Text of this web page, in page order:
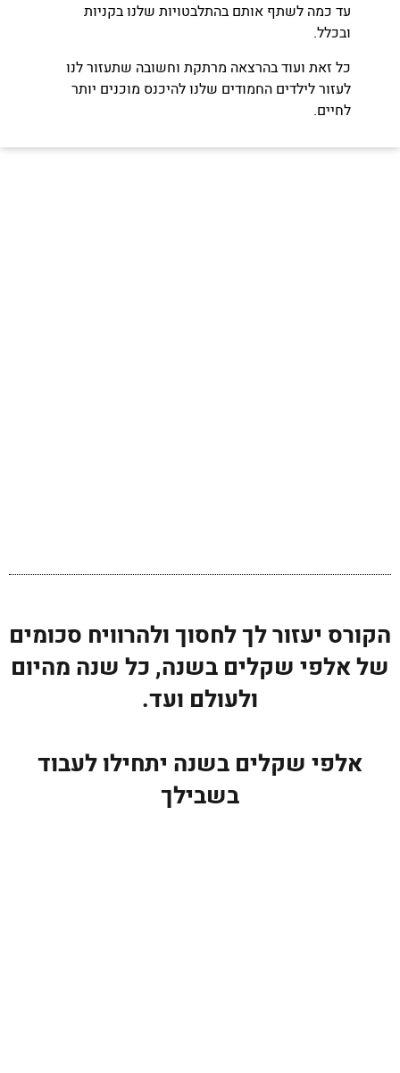
עד כמה לשתף אותם בהתלבטויות שלנו בקניות
ובכלל.
כל זאת ועוד בהרצאה מרתקת וחשובה שתעזור לנו
לעזור לילדים החמודים שלנו להיכנס מוכנים יותר
לחיים.
הקורס יעזור לך לחסוך ולהרוויח סכומים
של אלפי שקלים בשנה, כל שנה מהיום
ולעולם ועד.
אלפי שקלים בשנה יתחילו לעבוד
בשבילך